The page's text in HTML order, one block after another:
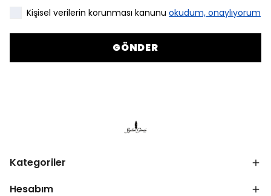
Kişisel verilerin korunması kanunu okudum, onaylıyorum
GÖNDER
Kategoriler
Hesabım